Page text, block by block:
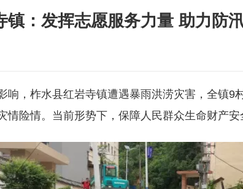
镇：发挥志愿服务力量 助力防
响，柞水县红岩寺镇遭遇暴雨洪涝灾害，全镇9
情险情。当前形势下，保障人民群众生命财产安